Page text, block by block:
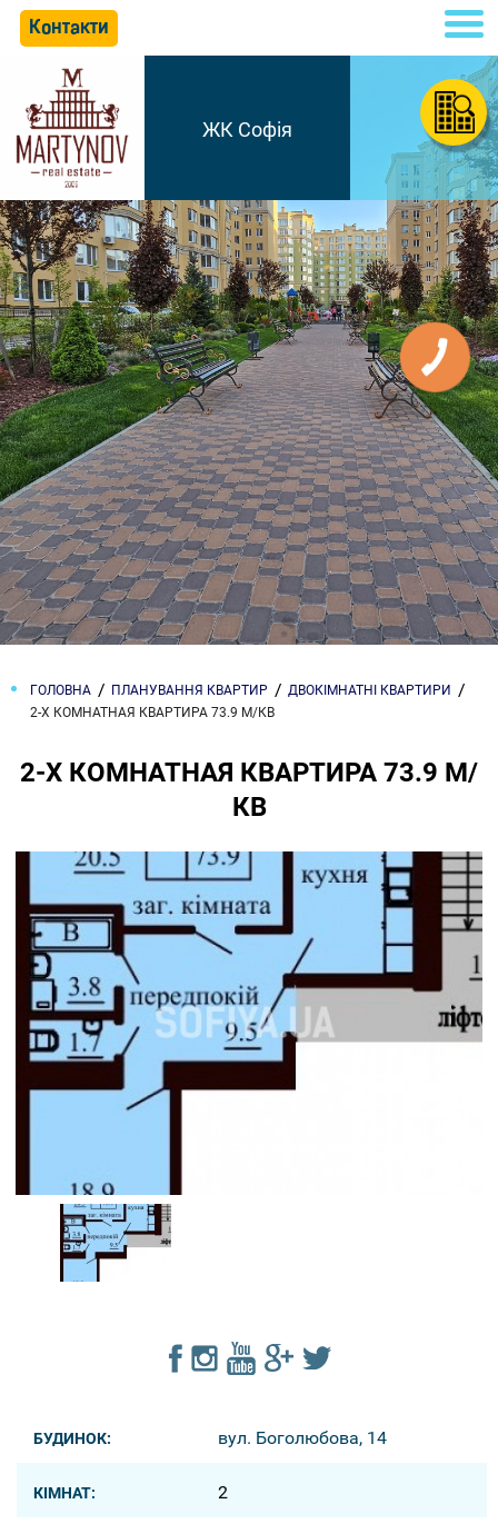
Контакти
ЖК Софія
ГОЛОВНА ПЛАНУВАННЯ КВАРТИР
ДВОКІМНАТНІ КВАРТИРИ
2-Х КОМНАТНАЯ КВАРТИРА 73.9 М/КВ
2-Х КОМНАТНАЯ КВАРТИРА 73.9 М/
КВ
БУДИНОК: вул. Боголюбова, 14
КІМНАТ: 2